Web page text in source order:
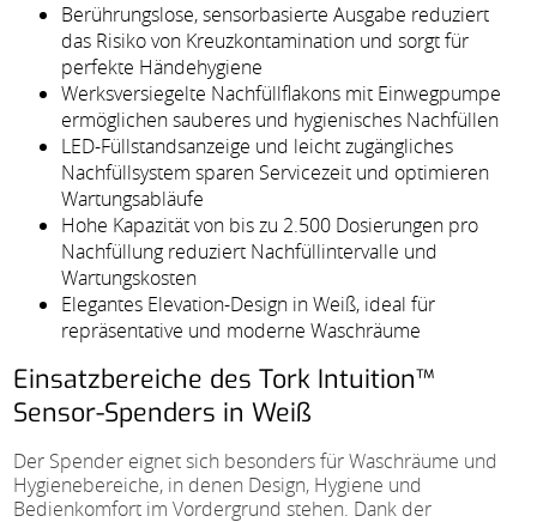
Berührungslose, sensorbasierte Ausgabe reduziert
das Risiko von Kreuzkontamination und sorgt für
perfekte Händehygiene
Werksversiegelte Nachfüllflakons mit Einwegpumpe
ermöglichen sauberes und hygienisches Nachfüllen
LED-Füllstandsanzeige und leicht zugängliches
Nachfüllsystem sparen Servicezeit und optimieren
Wartungsabläufe
Hohe Kapazität von bis zu 2.500 Dosierungen pro
Nachfüllung reduziert Nachfüllintervalle und
Wartungskosten
Elegantes Elevation-Design in Weiß, ideal für
repräsentative und moderne Waschräume
Einsatzbereiche des Tork Intuition™
Sensor-Spenders in Weiß
Der Spender eignet sich besonders für Waschräume und
Hygienebereiche, in denen Design, Hygiene und
Bedienkomfort im Vordergrund stehen. Dank der